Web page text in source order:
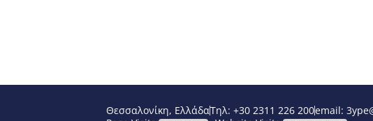
Θεσσαλονίκη, ΕλλάδαΤηλ: +30 2311 226 200email: